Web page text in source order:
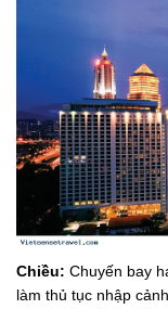
Chiều: Chuyến bay
làm thủ tục nhập